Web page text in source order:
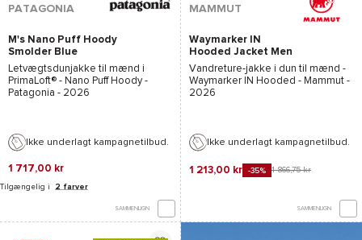
PATAGONIA
M's Nano Puff Hoody
Smolder Blue
Letvægtsdunjakke til mænd i
PrimaLoft® - Nano Puff Hoody -
Patagonia - 2026
Ikke underlagt kampagnetilbud.
1 717,00 kr
Tilgængelig i 2 farver
SAMMENLIGN
MAMMUT
Waymarker IN
Hooded Jacket Men
Marine
Vandreture-jakke i dun til mænd -
Waymarker IN Hooded - Mammut -
2026
Ikke underlagt kampagnetilbud.
1 213,00 kr -35% 1 866,75 kr
SAMMENLIGN